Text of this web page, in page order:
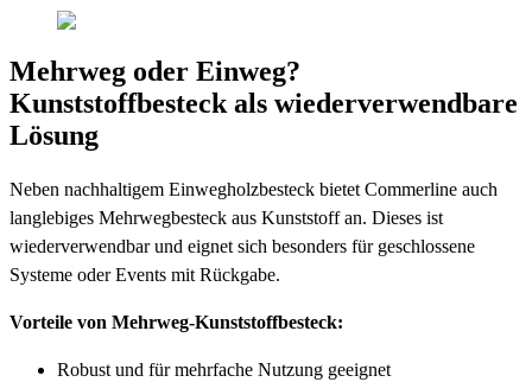
Mehrweg oder Einweg?
Kunststoffbesteck als wiederverwendbare
Lösung
Neben nachhaltigem Einwegholzbesteck bietet Commerline auch
langlebiges Mehrwegbesteck aus Kunststoff an. Dieses ist
wiederverwendbar und eignet sich besonders für geschlossene
Systeme oder Events mit Rückgabe.
Vorteile von Mehrweg-Kunststoffbesteck:
Robust und für mehrfache Nutzung geeignet